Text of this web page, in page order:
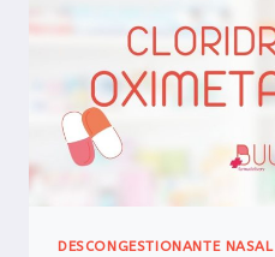
DESCONGESTIONANTE NASAL